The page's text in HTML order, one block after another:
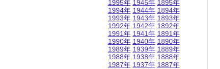
1995年
1994年
1993年
1992年
1991年
1990年
1989年
1988年
1987年
1945年
1944年
1943年
1942年
1941年
1940年
1939年
1938年
1937年
1895年
1894年
1893年
1892年
1891年
1890年
1889年
1888年
1887年